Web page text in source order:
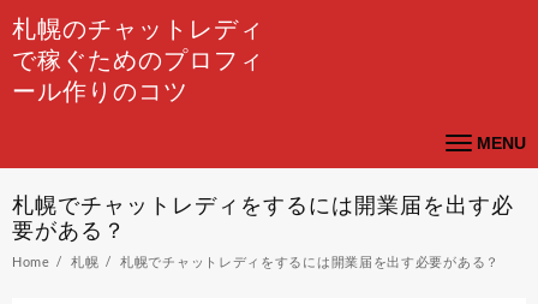
to
content
札幌のチャットレディ
で稼ぐためのプロフィ
ール作りのコツ
MENU
札幌でチャットレディをするには開業届を出す必
要がある？
Home 札幌 札幌でチャットレディをするには開業届を出す必要がある？